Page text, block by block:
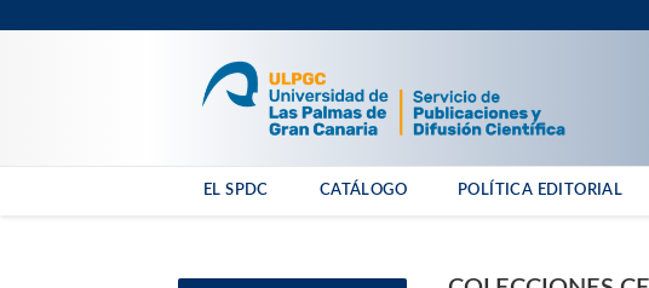
EL SPDC CATÁLOGO POLÍTICA EDITORIAL